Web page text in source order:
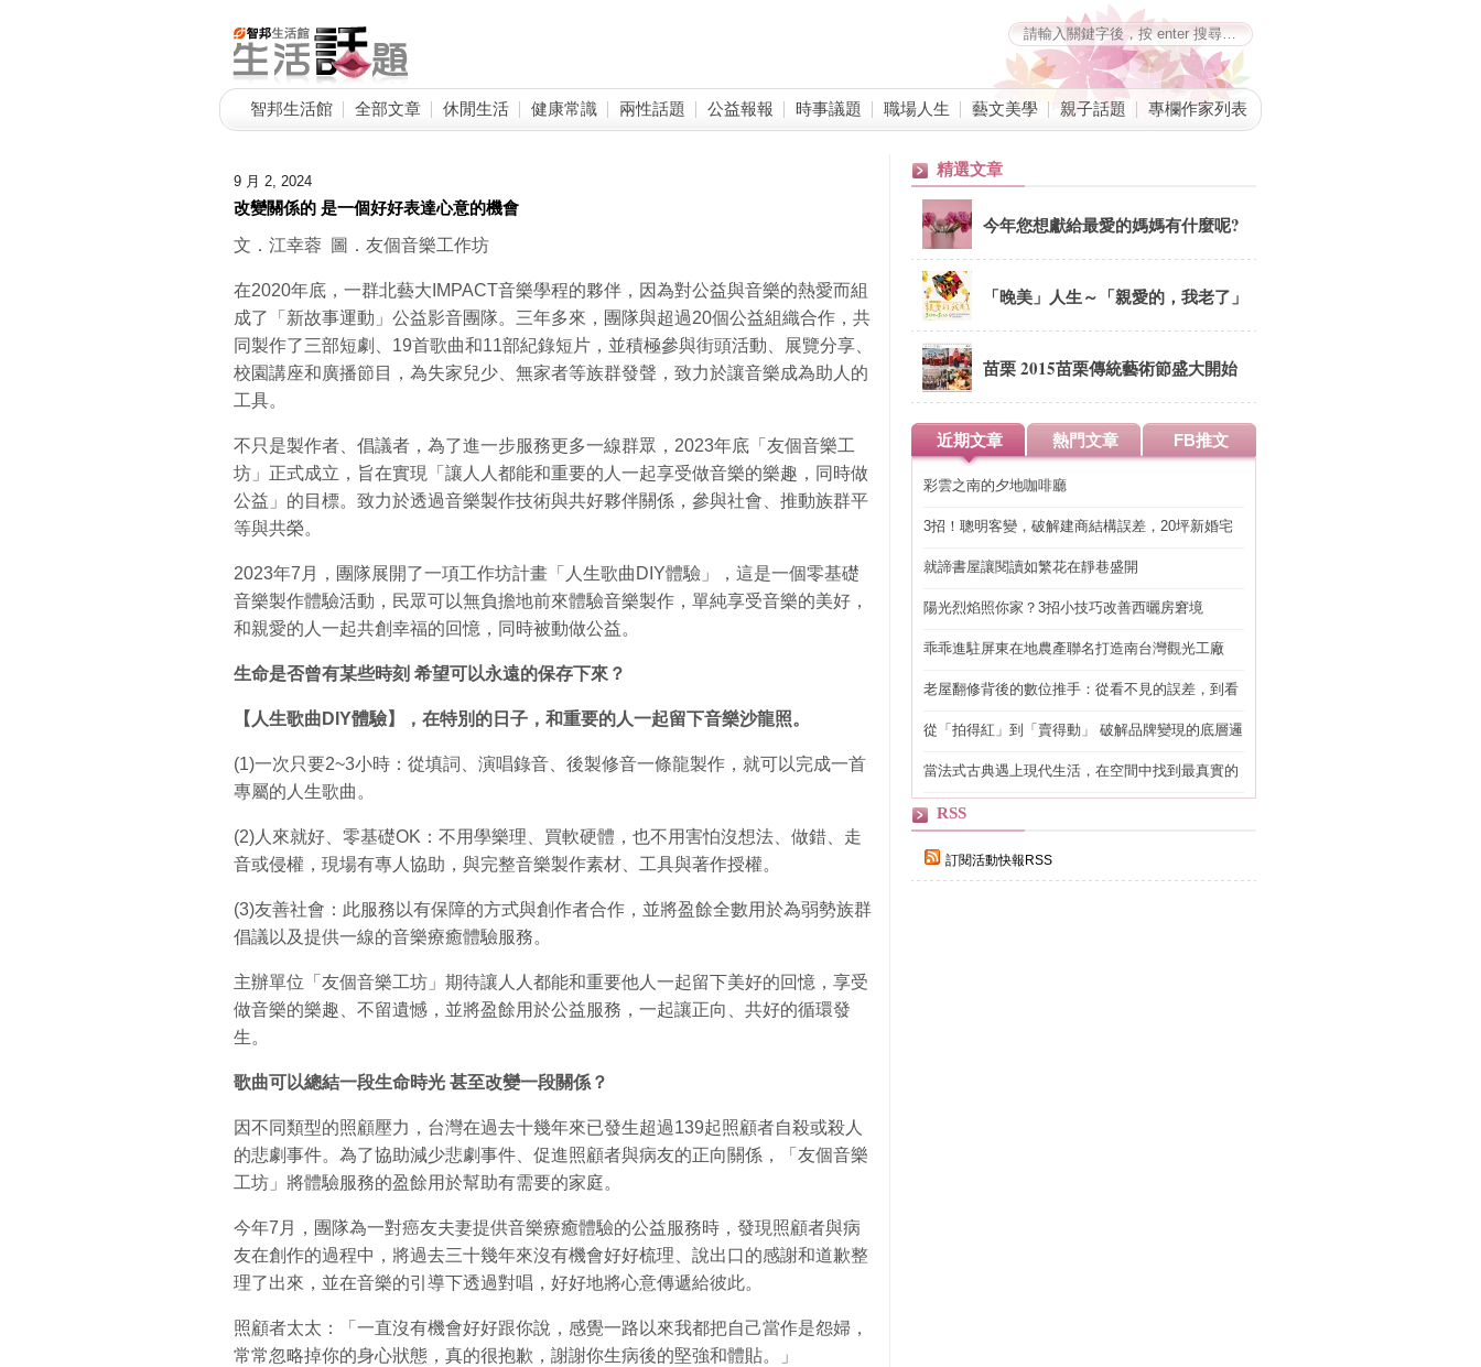
智邦生活館 全部文章 休閒生活 健康常識 兩性話題 公益報報 時事議題 職場人生 藝文美學 親子話題 專欄作家列表
9 月 2, 2024
改變關係的 是一個好好表達心意的機會
文．江幸蓉 圖．友個音樂工作坊
在2020年底，一群北藝大IMPACT音樂學程的夥伴，因為對公益與音樂的熱愛而組
成了「新故事運動」公益影音團隊。三年多來，團隊與超過20個公益組織合作，共
同製作了三部短劇、19首歌曲和11部紀錄短片，並積極參與街頭活動、展覽分享、
校園講座和廣播節目，為失家兒少、無家者等族群發聲，致力於讓音樂成為助人的
工具。
不只是製作者、倡議者，為了進一步服務更多一線群眾，2023年底「友個音樂工
坊」正式成立，旨在實現「讓人人都能和重要的人一起享受做音樂的樂趣，同時做
公益」的目標。致力於透過音樂製作技術與共好夥伴關係，參與社會、推動族群平
等與共榮。
2023年7月，團隊展開了一項工作坊計畫「人生歌曲DIY體驗」，這是一個零基礎
音樂製作體驗活動，民眾可以無負擔地前來體驗音樂製作，單純享受音樂的美好，
和親愛的人一起共創幸福的回憶，同時被動做公益。
生命是否曾有某些時刻 希望可以永遠的保存下來？
【人生歌曲DIY體驗】，在特別的日子，和重要的人一起留下音樂沙龍照。
(1)一次只要2~3小時：從填詞、演唱錄音、後製修音一條龍製作，就可以完成一首
專屬的人生歌曲。
(2)人來就好、零基礎OK：不用學樂理、買軟硬體，也不用害怕沒想法、做錯、走
音或侵權，現場有專人協助，與完整音樂製作素材、工具與著作授權。
(3)友善社會：此服務以有保障的方式與創作者合作，並將盈餘全數用於為弱勢族群
倡議以及提供一線的音樂療癒體驗服務。
主辦單位「友個音樂工坊」期待讓人人都能和重要他人一起留下美好的回憶，享受
做音樂的樂趣、不留遺憾，並將盈餘用於公益服務，一起讓正向、共好的循環發
生。
歌曲可以總結一段生命時光 甚至改變一段關係？
因不同類型的照顧壓力，台灣在過去十幾年來已發生超過139起照顧者自殺或殺人
的悲劇事件。為了協助減少悲劇事件、促進照顧者與病友的正向關係，「友個音樂
工坊」將體驗服務的盈餘用於幫助有需要的家庭。
今年7月，團隊為一對癌友夫妻提供音樂療癒體驗的公益服務時，發現照顧者與病
友在創作的過程中，將過去三十幾年來沒有機會好好梳理、說出口的感謝和道歉整
理了出來，並在音樂的引導下透過對唱，好好地將心意傳遞給彼此。
照顧者太太：「一直沒有機會好好跟你說，感覺一路以來我都把自己當作是怨婦，
常常忽略掉你的身心狀態，真的很抱歉，謝謝你生病後的堅強和體貼。」
精選文章
今年您想獻給最愛的媽媽有什麼呢?
「晚美」人生～「親愛的，我老了」
台中三部曲
苗栗 2015苗栗傳統藝術節盛大開始
快來參加吉祥物網路票選活動 參加
票選有機會得到住宿大獎喔 從
12/1(二)-12/14(一)天天有靜態展演
週六日還有動態表演喔
近期文章 熱門文章 FB推文
彩雲之南的夕地咖啡廳
3招！聰明客變，破解建商結構誤差，20坪新婚宅
就諦書屋讓閱讀如繁花在靜巷盛開
陽光烈焰照你家？3招小技巧改善西曬房窘境
乖乖進駐屏東在地農產聯名打造南台灣觀光工廠
老屋翻修背後的數位推手：從看不見的誤差，到看
從「拍得紅」到「賣得動」 破解品牌變現的底層邏
當法式古典遇上現代生活，在空間中找到最真實的
RSS
訂閱活動快報RSS